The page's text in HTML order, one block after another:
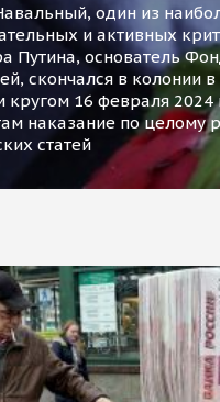
один из
и активных
Путина, основатель
скончался в колонии
16 февраля 2024
наказание по целому
статей